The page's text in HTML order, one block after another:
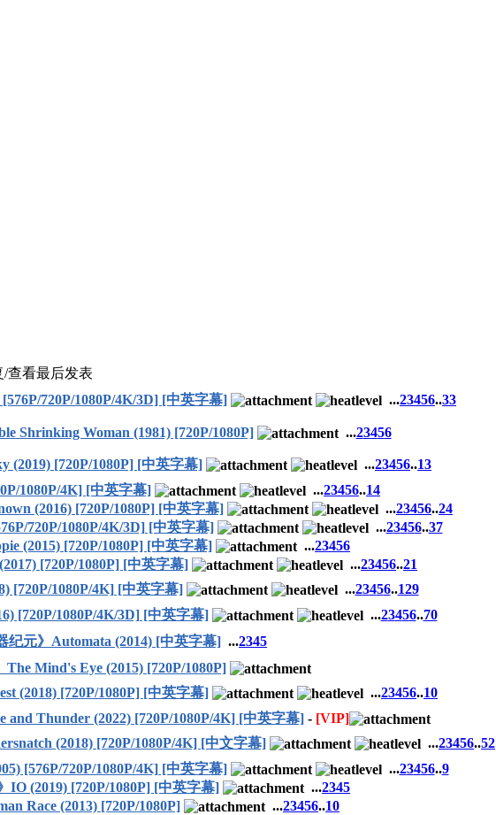
/查看最后发表
720P/1080P/4K/3D] [中英字幕] ...23456..33
Shrinking Woman (1981) [720P/1080P] ...23456
(2019) [720P/1080P] [中英字幕] ...23456..13
1080P/4K] [中英字幕] ...23456..14
(2016) [720P/1080P] [中英字幕] ...23456..24
720P/1080P/4K/3D] [中英字幕] ...23456..37
(2015) [720P/1080P] [中英字幕] ...23456
[720P/1080P] [中英字幕] ...23456..21
[720P/1080P/4K] [中英字幕] ...23456..129
[720P/1080P/4K/3D] [中英字幕] ...23456..70
纪元》Automata (2014) [中英字幕] ...2345
The Mind's Eye (2015) [720P/1080P]
(2018) [720P/1080P] [中英字幕] ...23456..10
and Thunder (2022) [720P/1080P/4K] [中英字幕] - [VIP]
(2018) [720P/1080P/4K] [中文字幕] ...23456..52
[576P/720P/1080P/4K] [中英字幕] ...23456..9
IO (2019) [720P/1080P] [中英字幕] ...2345
Race (2013) [720P/1080P] ...23456..10